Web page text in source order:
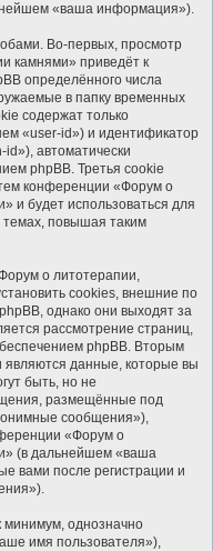
«ваша информация»).
Во-первых, просмотр
камнями» приведёт к
определённого числа
в папку временных
содержат только
«user-id») и идентификатор
автоматически
phpBB. Третья cookie
конференции «Форум о
и будет использоваться для
повышая таким
о литотерапии,
cookies, внешние по
однако они выходят за
рассмотрение страниц,
phpBB. Вторым
данные, которые вы
быть, но не
размещённые под
сообщения»),
«Форум о
(в дальнейшем «ваша
вами после регистрации и
минимум, однозначно
имя пользователя»),